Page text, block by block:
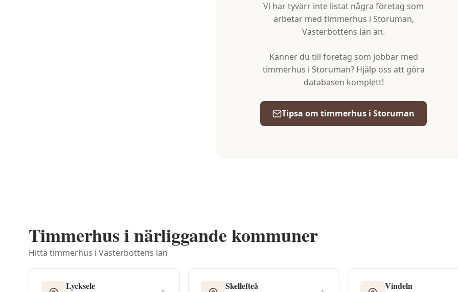
Vi har tyvärr inte listat några företag som
arbetar med timmerhus i Storuman,
Västerbottens län än.
Känner du till företag som jobbar med
timmerhus i Storuman? Hjälp oss att göra
databasen komplett!
Tipsa om timmerhus i Storuman
Timmerhus i närliggande kommuner
Hitta timmerhus i Västerbottens län
Lycksele Skellefteå Vindeln